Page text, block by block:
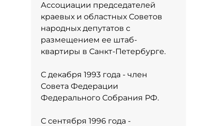
Ассоциации председателей
краевых и областных Советов
народных депутатов с
размещением ее штаб-
квартиры в Санкт-Петербурге.
С декабря 1993 года - член
Совета Федерации
Федерального Собрания РФ.
С сентября 1996 года -